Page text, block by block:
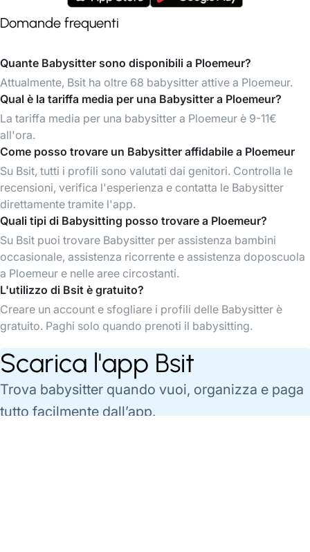
Domande frequenti
Quante Babysitter sono disponibili a Ploemeur?
Attualmente, Bsit ha oltre 68 babysitter attive a Ploemeur.
Qual è la tariffa media per una Babysitter a Ploemeur?
La tariffa media per una babysitter a Ploemeur è 9-11€
all'ora.
Come posso trovare un Babysitter affidabile a Ploemeur
Su Bsit, tutti i profili sono valutati dai genitori. Controlla le
recensioni, verifica l'esperienza e contatta le Babysitter
direttamente tramite l'app.
Quali tipi di Babysitting posso trovare a Ploemeur?
Su Bsit puoi trovare Babysitter per assistenza bambini
occasionale, assistenza ricorrente e assistenza doposcuola
a Ploemeur e nelle aree circostanti.
L'utilizzo di Bsit è gratuito?
Creare un account e sfogliare i profili delle Babysitter è
gratuito. Paghi solo quando prenoti il babysitting.
Scarica l'app Bsit
Trova babysitter quando vuoi, organizza e paga
tutto facilmente dall’app.